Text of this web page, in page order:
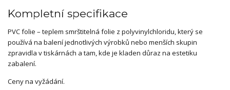
Kompletní specifikace
PVC folie – teplem smrštitelná folie z polyvinylchloridu, který se
používá na balení jednotlivých výrobků nebo menších skupin
zpravidla v tiskárnách a tam, kde je kladen důraz na estetiku
zabalení.
Ceny na vyžádání.